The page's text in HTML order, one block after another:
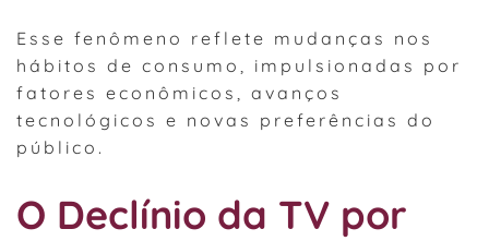
Esse fenômeno reflete mudanças nos
hábitos de consumo, impulsionadas por
fatores econômicos, avanços
tecnológicos e novas preferências do
público.
O Declínio da TV por